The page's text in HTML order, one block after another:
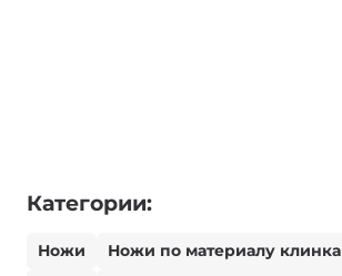
Категории:
Ножи Ножи по материалу клинка